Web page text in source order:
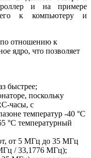
и на примере
к компьютеру и
отношению к
ядро, что позволяет
быстрее;
поскольку
часы, с
температур -40 °C
°C температурный
от 5 МГц до 35 МГц
/ 33,1776 МГц);